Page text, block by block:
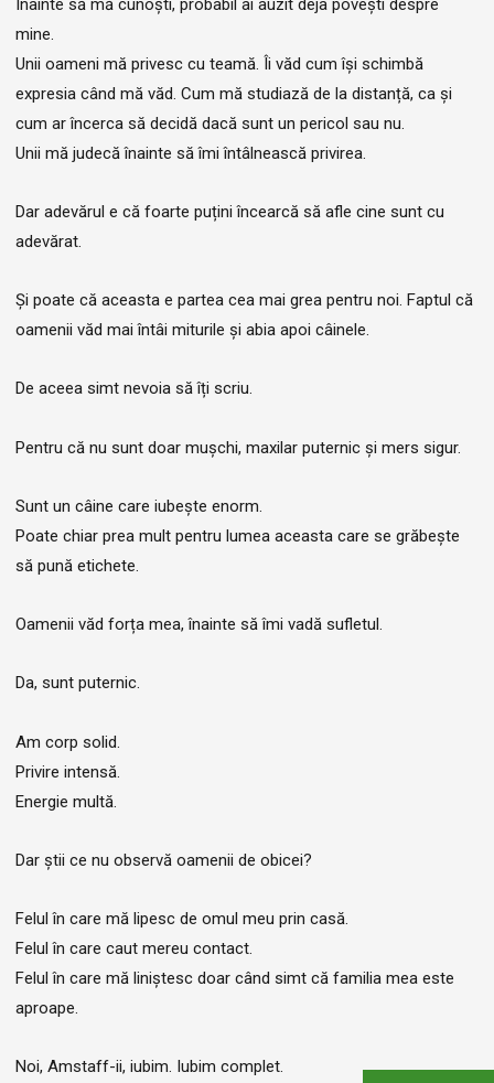
Înainte să mă cunoști, probabil ai auzit deja povești despre
mine.
Unii oameni mă privesc cu teamă. Îi văd cum își schimbă
expresia când mă văd. Cum mă studiază de la distanță, ca și
cum ar încerca să decidă dacă sunt un pericol sau nu.
Unii mă judecă înainte să îmi întâlnească privirea.
Dar adevărul e că foarte puțini încearcă să afle cine sunt cu
adevărat.
Și poate că aceasta e partea cea mai grea pentru noi. Faptul că
oamenii văd mai întâi miturile și abia apoi câinele.
De aceea simt nevoia să îți scriu.
Pentru că nu sunt doar mușchi, maxilar puternic și mers sigur.
Sunt un câine care iubește enorm.
Poate chiar prea mult pentru lumea aceasta care se grăbește
să pună etichete.
Oamenii văd forța mea, înainte să îmi vadă sufletul.
Da, sunt puternic.
Am corp solid.
Privire intensă.
Energie multă.
Dar știi ce nu observă oamenii de obicei?
Felul în care mă lipesc de omul meu prin casă.
Felul în care caut mereu contact.
Felul în care mă liniștesc doar când simt că familia mea este
aproape.
Noi, Amstaff-ii, iubim. Iubim complet.